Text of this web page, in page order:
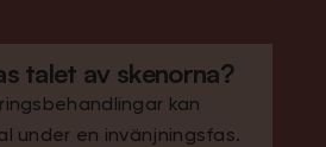
talet av skenorna?
kan
under en invänjningsfas.